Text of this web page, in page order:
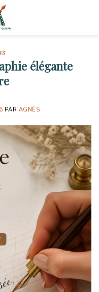
élégante
PAR AGNÈS